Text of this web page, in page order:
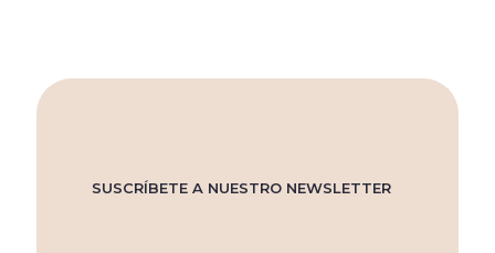
SUSCRÍBETE A NUESTRO NEWSLETTER